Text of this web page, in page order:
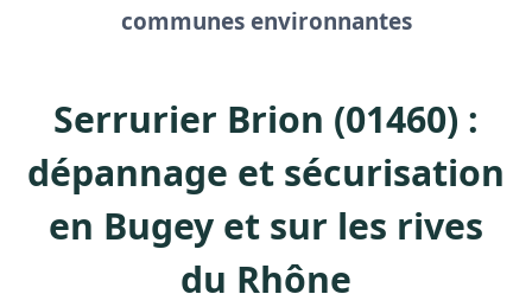
communes environnantes
Serrurier Brion (01460) :
dépannage et sécurisation
en Bugey et sur les rives
du Rhône